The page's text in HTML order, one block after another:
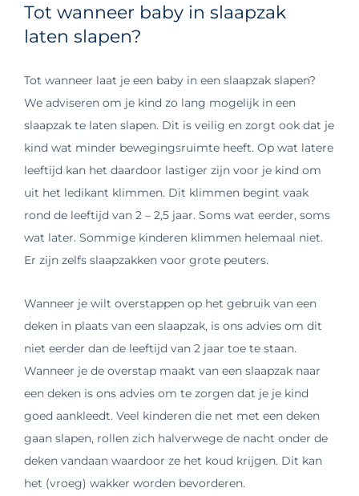
Tot wanneer baby in slaapzak
laten slapen?
Tot wanneer laat je een baby in een slaapzak slapen?
We adviseren om je kind zo lang mogelijk in een
slaapzak te laten slapen. Dit is veilig en zorgt ook dat je
kind wat minder bewegingsruimte heeft. Op wat latere
leeftijd kan het daardoor lastiger zijn voor je kind om
uit het ledikant klimmen. Dit klimmen begint vaak
rond de leeftijd van 2 – 2,5 jaar. Soms wat eerder, soms
wat later. Sommige kinderen klimmen helemaal niet.
Er zijn zelfs slaapzakken voor grote peuters.
Wanneer je wilt overstappen op het gebruik van een
deken in plaats van een slaapzak, is ons advies om dit
niet eerder dan de leeftijd van 2 jaar toe te staan.
Wanneer je de overstap maakt van een slaapzak naar
een deken is ons advies om te zorgen dat je je kind
goed aankleedt. Veel kinderen die net met een deken
gaan slapen, rollen zich halverwege de nacht onder de
deken vandaan waardoor ze het koud krijgen. Dit kan
het (vroeg) wakker worden bevorderen.